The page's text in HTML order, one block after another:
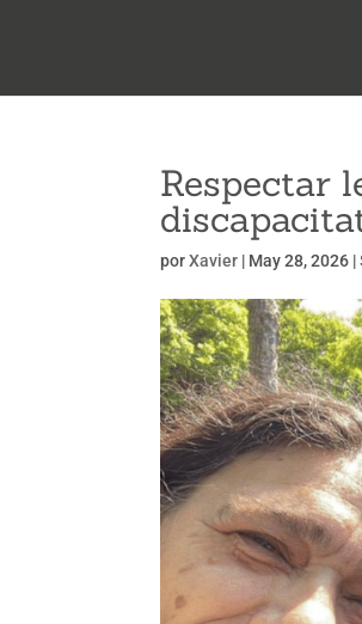
Respectar
porXavier | May 28, 2026 |